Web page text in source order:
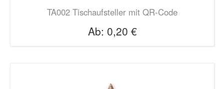
TA002 Tischaufsteller mit QR-Code
Ab: 0,20 €